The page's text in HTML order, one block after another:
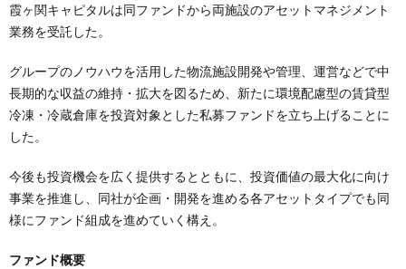
霞ヶ関キャピタルは同ファンドから両施設のアセットマネジメント
業務を受託した。
グループのノウハウを活用した物流施設開発や管理、運営などで中
長期的な収益の維持・拡大を図るため、新たに環境配慮型の賃貸型
冷凍・冷蔵倉庫を投資対象とした私募ファンドを立ち上げることに
した。
今後も投資機会を広く提供するとともに、投資価値の最大化に向け
事業を推進し、同社が企画・開発を進める各アセットタイプでも同
様にファンド組成を進めていく構え。
ファンド概要